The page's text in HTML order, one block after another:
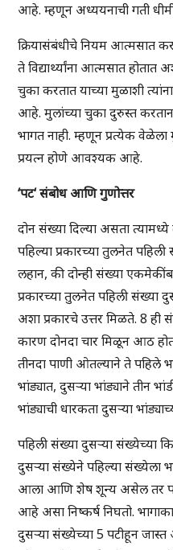
आहे. म्हणून अध्ययनाची गती
क्रियासंबंधीचे नियम आत्मसात
ते विद्यार्थ्यांना आत्मसात
चुका करतात याच्या मुळाशी
आहे. मुलांच्या चुका दुरुस्त
भागत नाही. म्हणून प्रत्येक
प्रयत्न होणे आवश्यक आहे.
‘पट‘संबोध आणिगुणोत्तर
दोन संख्या दिल्या असता
पहिल्या प्रकारच्या तुलनेत पहिली
लहान, की दोन्ही संख्या
प्रकारच्या तुलनेत पहिली संख्या
अशा प्रकारचे उत्तर मिळते. 8 ही
कारण दोनदा चार मिळून आठ
तीनदा पाणी ओतल्याने ते पहिले
भांड्यात, दुसऱ्या भांड्याने तीन
भांड्याची धारकता दुसऱ्या
पहिली संख्या दुसऱ्या संख्येच्या
दुसऱ्या संख्येने पहिल्या संख्येला
आला आणि शेष शून्य असेल तर
आहे असा निष्कर्ष निघतो.
दुसऱ्या संख्येच्या 5 पटीहून